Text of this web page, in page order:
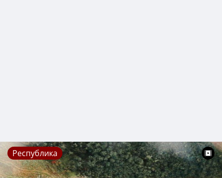
Республика